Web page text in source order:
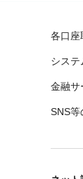
各口座
システ
金融サ
SNS等